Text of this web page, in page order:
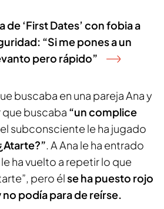
de ‘First Dates’ con fobia a
“Si me pones a un
pero rápido”
buscaba en una pareja Ana y
que buscaba “un complice
subconsciente le ha jugado
. A Ana le ha entrado
ha vuelto a repetir lo que
pero élse ha puesto rojo
podía para de reírse.